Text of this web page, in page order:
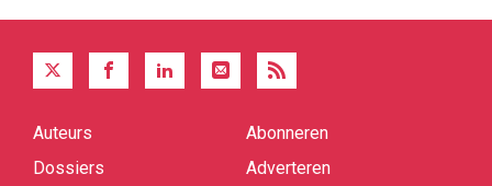
Quick
Auteurs
Dossiers
Abonneren
Adverteren